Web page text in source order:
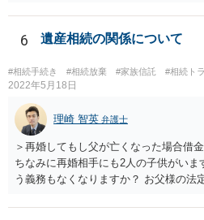
考えてご判断いただくのが良いと思い
6 遺産相続の関係について
#相続手続き #相続放棄 #家族信託 #相続ト
2022年5月18日
理崎 智英 弁護士
＞再婚してもし父が亡くなった場合借
ちなみに再婚相手にも2人の子供がい
う義務もなくなりますか？ お父様の法
戸籍がどこにあるのかは関係ありませ